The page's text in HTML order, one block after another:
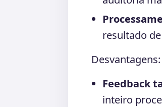
resultado
Desvantagens:
Feedback
inteiro